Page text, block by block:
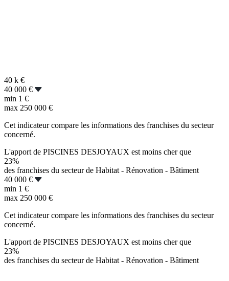
40 k €
40 000 €
min 1 €
max 250 000 €
Cet indicateur compare les informations des franchises du secteur
concerné.
L'apport de PISCINES DESJOYAUX est moins cher que
23%
des franchises du secteur de Habitat - Rénovation - Bâtiment
40 000 €
min 1 €
max 250 000 €
Cet indicateur compare les informations des franchises du secteur
concerné.
L'apport de PISCINES DESJOYAUX est moins cher que
23%
des franchises du secteur de Habitat - Rénovation - Bâtiment